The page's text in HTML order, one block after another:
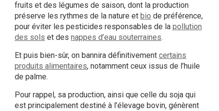
fruits et des légumes de saison, dont la production
préserve les rythmes de la nature et bio de préférence,
pour éviter les pesticides responsables de la pollution
des sols et des nappes d’eau souterraines.
Et puis bien-sûr, on bannira définitivement certains
produits alimentaires, notamment ceux issus de l’huile
de palme.
Pour rappel, sa production, ainsi que celle du soja qui
est principalement destiné à l’élevage bovin, génèrent